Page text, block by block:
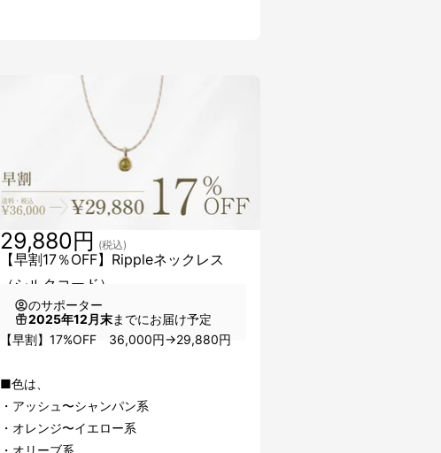
【早割17％OFF】Rippleネックレス
（シルクコード）
29,880円 (税込)
のサポーター
2025年12月末までにお届け予定
【早割】17%OFF 36,000円→29,880円
■色は、
・アッシュ〜シャンパン系
・オレンジ〜イエロー系